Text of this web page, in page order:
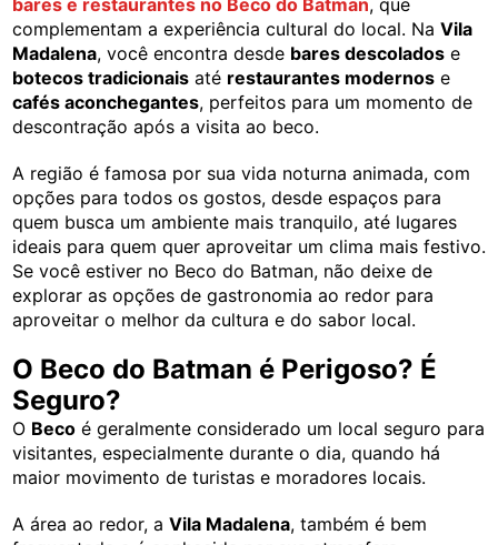
complementam a experiência cultural do local. NaVila
Madalena, você encontra desde bares descolados e
botecos tradicionais até restaurantes modernos e
cafés aconchegantes, perfeitos para um momento de
descontração após a visita ao beco.
A região é famosa por sua vida noturna animada, com
opções para todos os gostos, desde espaços para
quem busca um ambiente mais tranquilo, até lugares
ideais para quem quer aproveitar um clima mais festivo.
Se você estiver no Beco do Batman, não deixe de
explorar as opções de gastronomia ao redor para
aproveitar o melhor da cultura e do sabor local.
O Beco do Batman é Perigoso? É
Seguro?
O Beco é geralmente considerado um local seguro para
visitantes, especialmente durante o dia, quando há
maior movimento de turistas e moradores locais.
A área ao redor, aVila Madalena, também é bem